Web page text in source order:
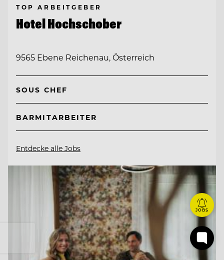
TOP ARBEITGEBER
Hotel Hochschober
9565 Ebene Reichenau, Österreich
SOUS CHEF
BARMITARBEITER
Entdecke alle Jobs
JOBS